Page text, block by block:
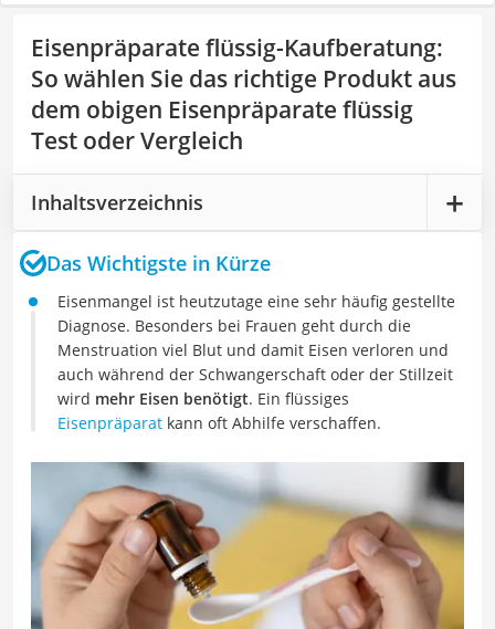
Eisenpräparate flüssig-Kaufberatung:
So wählen Sie das richtige Produkt aus
dem obigen Eisenpräparate flüssig
Test oder Vergleich
Inhaltsverzeichnis
Das Wichtigste in Kürze
Eisenmangel ist heutzutage eine sehr häufig gestellte
Diagnose. Besonders bei Frauen geht durch die
Menstruation viel Blut und damit Eisen verloren und
auch während der Schwangerschaft oder der Stillzeit
wird mehr Eisen benötigt. Ein flüssiges
Eisenpräparat kann oft Abhilfe verschaffen.